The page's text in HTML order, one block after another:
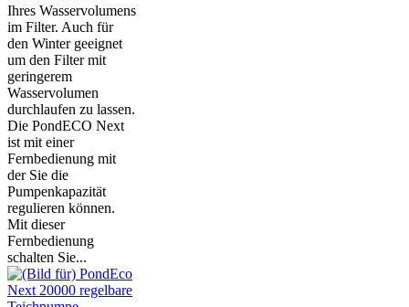
Ihres Wasservolumens
im Filter. Auch für
den Winter geeignet
um den Filter mit
geringerem
Wasservolumen
durchlaufen zu lassen.
Die PondECO Next
ist mit einer
Fernbedienung mit
der Sie die
Pumpenkapazität
regulieren können.
Mit dieser
Fernbedienung
schalten Sie...